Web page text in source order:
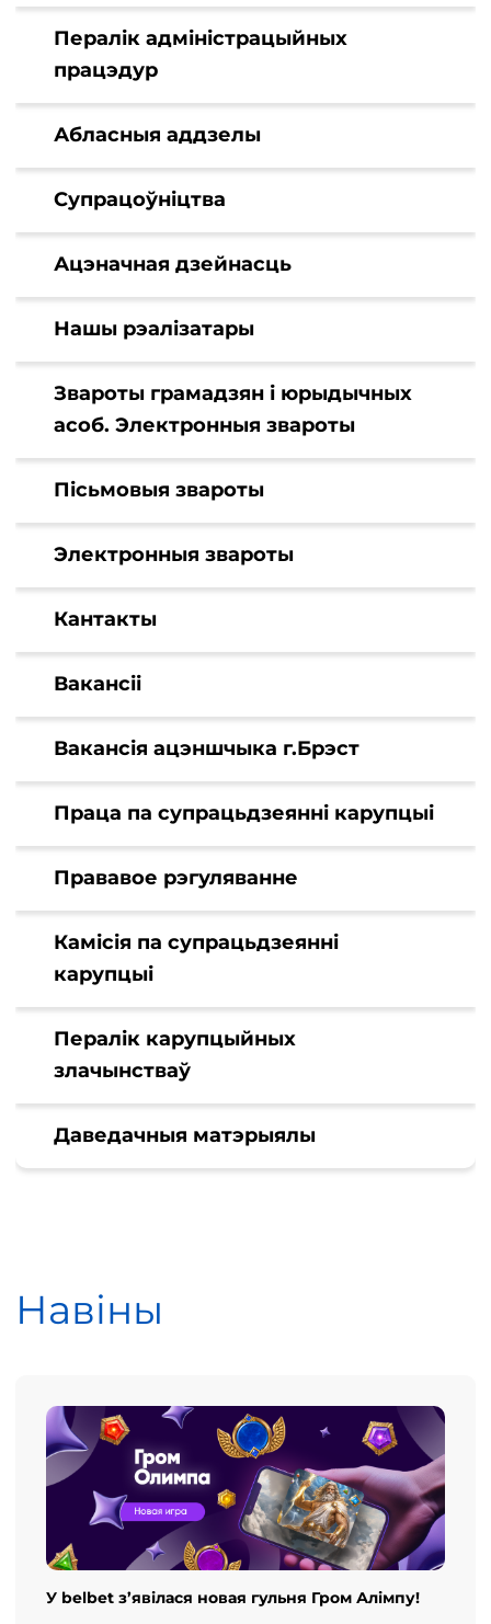
Пералік адміністрацыйных
працэдур
Абласныя аддзелы
Супрацоўніцтва
Ацэначная дзейнасць
Нашы рэалізатары
Звароты грамадзян і юрыдычных
асоб. Электронныя звароты
Пісьмовыя звароты
Электронныя звароты
Кантакты
Вакансіі
Вакансія ацэншчыка г.Брэст
Праца па супрацьдзеянні карупцыі
Прававое рэгуляванне
Камісія па супрацьдзеянні
карупцыі
Пералік карупцыйных
злачынстваў
Даведачныя матэрыялы
Навіны
У belbet з’явілася новая гульня Гром Алімпу!